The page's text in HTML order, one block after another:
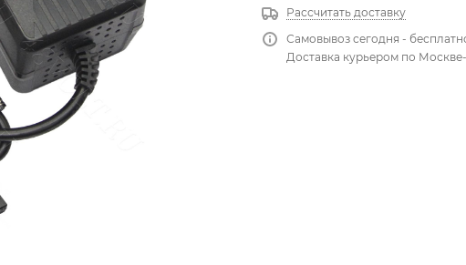
Рассчитать доставку
Самовывоз сегодня -
Доставка курьером по